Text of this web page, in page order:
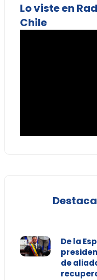
Lo viste en
Chile
De la
de